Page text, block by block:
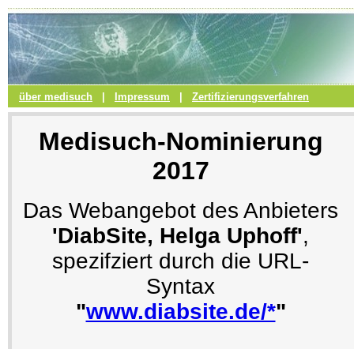
über medisuch Impressum Zertifizierungsverfahren
Medisuch-Nominierung
2017
Das Webangebot des Anbieters
'DiabSite, Helga Uphoff',
spezifziert durch die URL-
Syntax
"www.diabsite.de/*"